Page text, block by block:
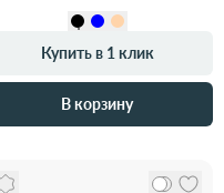
Купить в 1 клик
В корзину